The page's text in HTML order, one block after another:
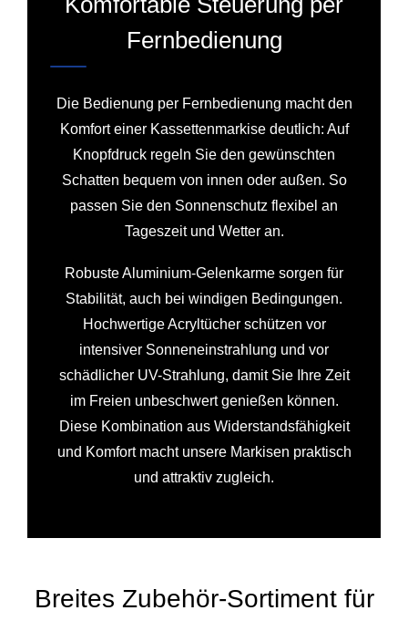
Fernbedienung
Die Bedienung per Fernbedienung macht den
Komfort einer Kassettenmarkise deutlich: Auf
Knopfdruck regeln Sie den gewünschten
Schatten bequem von innen oder außen. So
passen Sie den Sonnenschutz flexibel an
Tageszeit und Wetter an.
Robuste Aluminium-Gelenkarme sorgen für
Stabilität, auch bei windigen Bedingungen.
Hochwertige Acryltücher schützen vor
intensiver Sonneneinstrahlung und vor
schädlicher UV-Strahlung, damit Sie Ihre Zeit
im Freien unbeschwert genießen können.
Diese Kombination aus Widerstandsfähigkeit
und Komfort macht unsere Markisen praktisch
und attraktiv zugleich.
Breites Zubehör-Sortiment für